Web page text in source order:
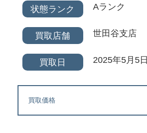
状態ランク Aランク
買取店舗 世田谷支店
買取日 2025年5月5日
買取価格